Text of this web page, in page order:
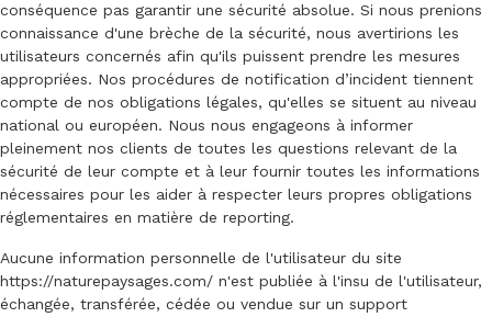
conséquence pas garantir une sécurité absolue. Si nous prenions
connaissance d'une brèche de la sécurité, nous avertirions les
utilisateurs concernés afin qu'ils puissent prendre les mesures
appropriées. Nos procédures de notification d’incident tiennent
compte de nos obligations légales, qu'elles se situent au niveau
national ou européen. Nous nous engageons à informer
pleinement nos clients de toutes les questions relevant de la
sécurité de leur compte et à leur fournir toutes les informations
nécessaires pour les aider à respecter leurs propres obligations
réglementaires en matière de reporting.
Aucune information personnelle de l'utilisateur du site
https://naturepaysages.com/ n'est publiée à l'insu de l'utilisateur,
échangée, transférée, cédée ou vendue sur un support